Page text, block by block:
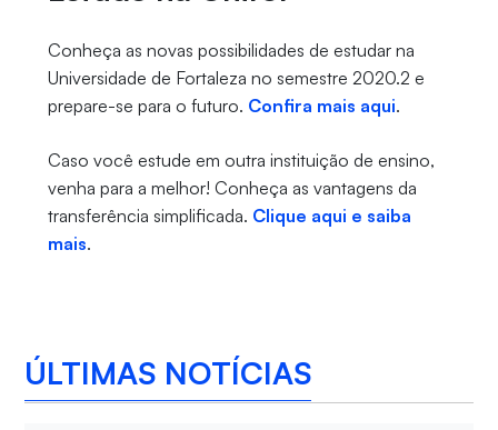
Conheça as novas possibilidades de estudar na
Universidade de Fortaleza no semestre 2020.2 e
prepare-se para o futuro. Confira mais aqui.
Caso você estude em outra instituição de ensino,
venha para a melhor! Conheça as vantagens da
transferência simplificada. Clique aqui e saiba
mais.
ÚLTIMAS NOTÍCIAS